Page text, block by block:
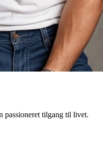
passioneret tilgang til livet.